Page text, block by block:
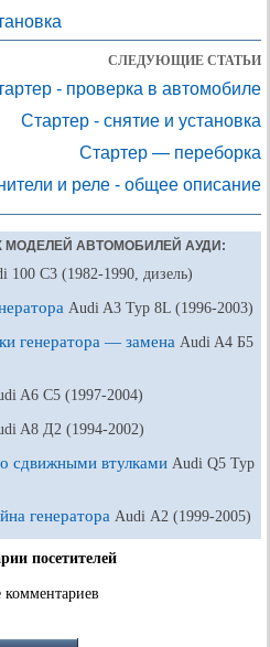
СЛЕДУЮЩИЕ СТАТЬИ
- проверка в автомобиле
Стартер - снятие и установка
Стартер — переборка
и реле - общее описание
МОДЕЛЕЙ АВТОМОБИЛЕЙ АУДИ:
100 С3 (1982-1990, дизель)
Audi A3 Typ 8L (1996-2003)
генератора — замена Audi A4 Б5
A6 С5 (1997-2004)
A8 Д2 (1994-2002)
сдвижными втулками Audi Q5 Typ
генератора Audi А2 (1999-2005)
посетителей